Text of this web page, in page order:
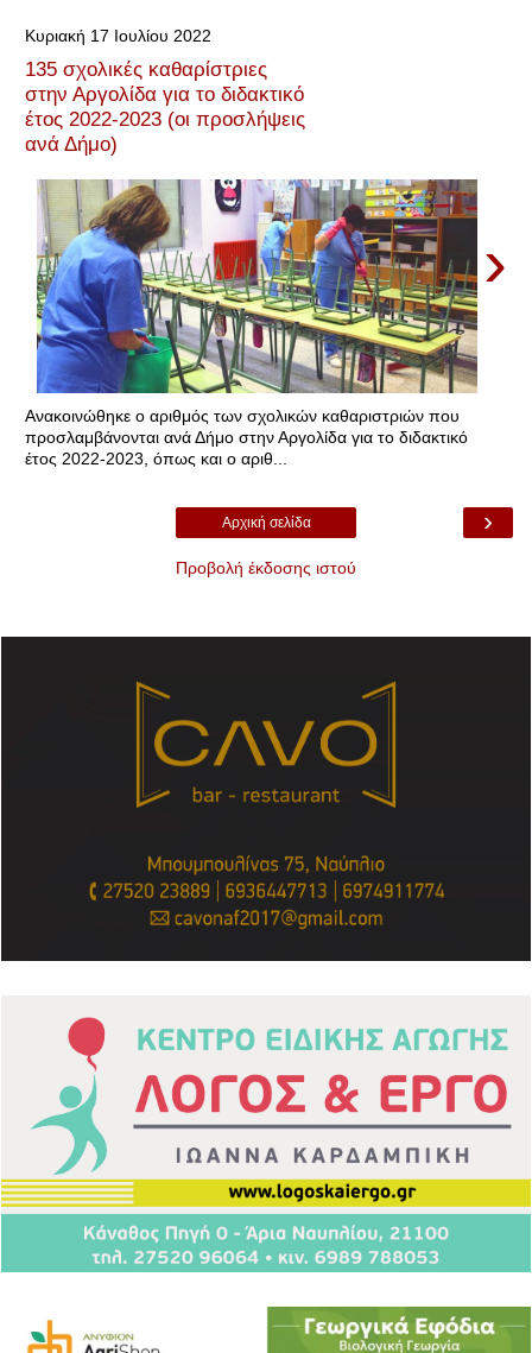
Κυριακή 17 Ιουλίου 2022
135 σχολικές καθαρίστριες
στην Αργολίδα για το διδακτικό
έτος 2022-2023 (οι προσλήψεις
ανά Δήμο)
›
Ανακοινώθηκε ο αριθμός των σχολικών καθαριστριών που
προσλαμβάνονται ανά Δήμο στην Αργολίδα για το διδακτικό
έτος 2022-2023, όπως και ο αριθ...
›
Αρχική σελίδα
Προβολή έκδοσης ιστού